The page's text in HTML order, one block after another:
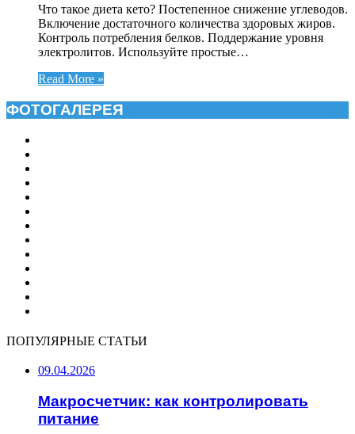
Что такое диета кето? Постепенное снижение углеводов.
Включение достаточного количества здоровых жиров.
Контроль потребления белков. Поддержание уровня
электролитов. Используйте простые…
Read More »
ФОТОГАЛЕРЕЯ
ПОПУЛЯРНЫЕ СТАТЬИ
09.04.2026
Макросчетчик: как контролировать
питание